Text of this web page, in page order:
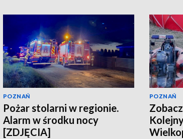
POZNAŃ
Pożar stolarni w regionie.
Alarm w środku nocy
[ZDJĘCIA]
POZNAŃ